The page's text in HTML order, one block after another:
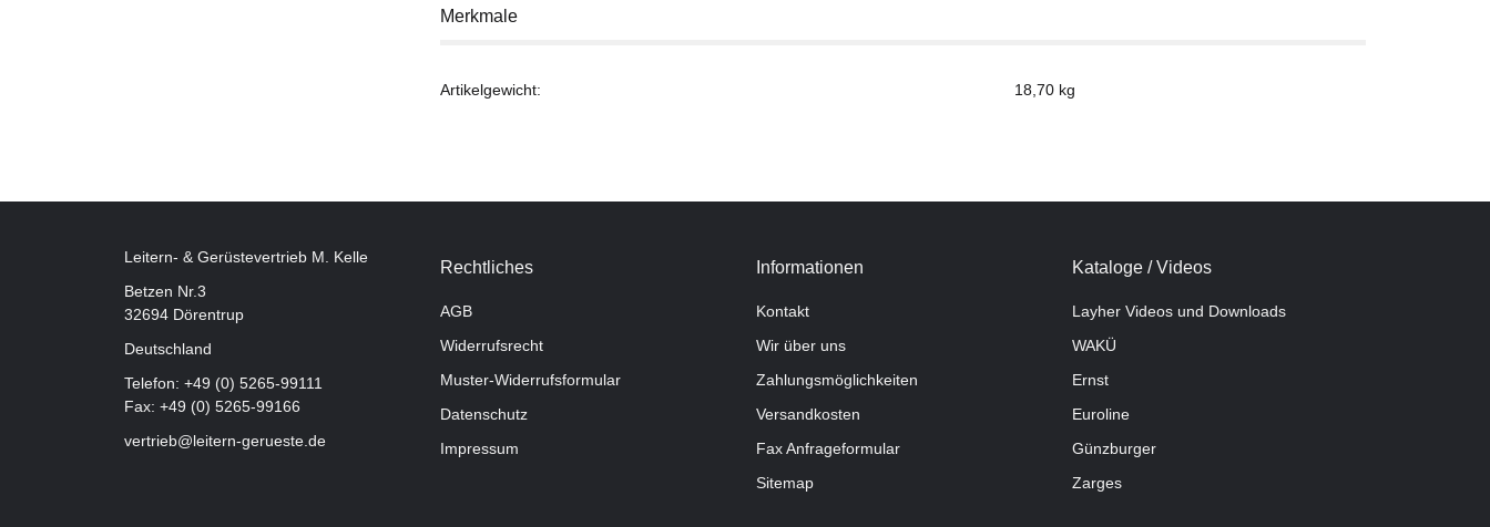
Merkmale
Artikelgewicht: 18,70 kg
Leitern- & Gerüstevertrieb M. Kelle
Betzen Nr.3
32694 Dörentrup
Deutschland
Telefon: +49 (0) 5265-99111
Fax: +49 (0) 5265-99166
vertrieb@leitern-gerueste.de
Rechtliches
AGB
Widerrufsrecht
Muster-Widerrufsformular
Datenschutz
Impressum
Informationen
Kontakt
Wir über uns
Zahlungsmöglichkeiten
Versandkosten
Fax Anfrageformular
Sitemap
Kataloge / Videos
Layher Videos und Downloads
WAKÜ
Ernst
Euroline
Günzburger
Zarges